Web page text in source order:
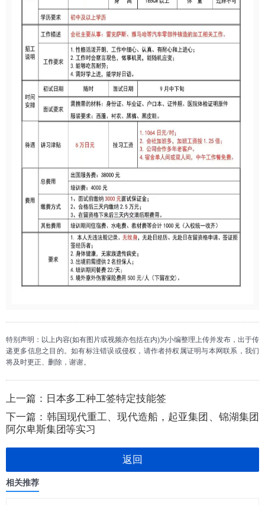
特别声明：以上内容(如有图片或视频亦包括在内)为小编整理上传并发布，出于传
递更多信息之目的。如有标注错误或侵权，请作者持权属证明与本网联系，我们
将及时更正、删除，谢谢。
上一篇： 日本多工种工签特定技能签
下一篇： 韩国现代重工、现代造船，起亚集团、锦湖集团
阿尔卑斯集团等实习
返回
相关推荐